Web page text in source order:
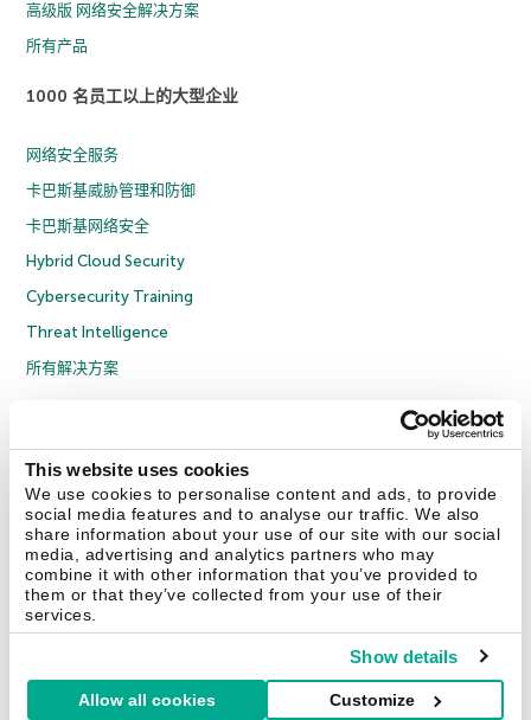
This website uses cookies
We use cookies to personalise content and ads, to provide
social media features and to analyse our traffic. We also
share information about your use of our site with our social
media, advertising and analytics partners who may
combine it with other information that you’ve provided to
them or that they’ve collected from your use of their
services.
Show details
Allow all cookies Customize
高级版 网络安全解决方案
所有产品
1000 名员工以上的大型企业
网络安全服务
卡巴斯基威胁管理和防御
卡巴斯基网络安全
Hybrid Cloud Security
Cybersecurity Training
Threat Intelligence
所有解决方案
隐私策略
反腐败政策
许可协议 B2B
京ICP备12053225号
京公网安备 11010102001169号
联系我们 关于我们 合作伙伴 Blog 资源中心 新闻稿
Securelist Eugene Personal Blog